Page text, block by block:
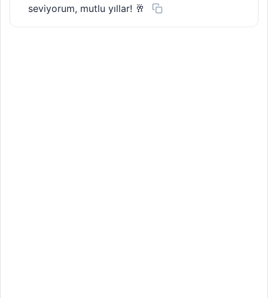
seviyorum, mutlu yıllar! 🥂